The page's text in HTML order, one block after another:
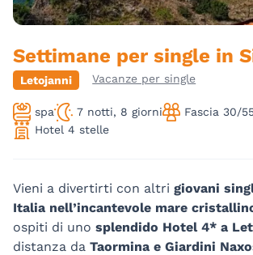
Settimane per single in
Letojanni Vacanze per single
spa 7 notti, 8 giorni
Fascia 30/
Hotel 4 stelle
Vieni a divertirti con altri giovani
Italia nell’incantevole mare
ospiti di uno splendido Hotel 4* a
distanza da Taormina e Giardini